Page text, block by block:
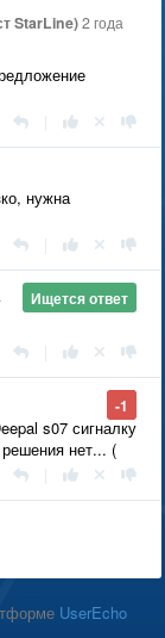
StarLine)2 года
нужна
Ищется ответ
-1
s07 сигналку
нет... (
UserEcho